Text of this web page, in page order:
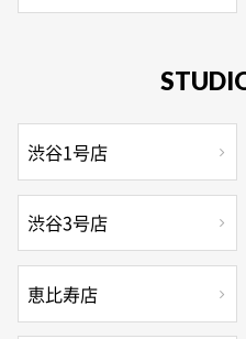
渋谷1号店
渋谷3号店
恵比寿店